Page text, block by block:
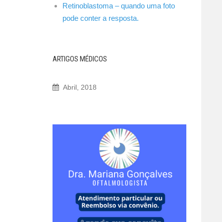
Retinoblastoma – quando uma foto
pode conter a resposta.
ARTIGOS MÉDICOS
Abril, 2018